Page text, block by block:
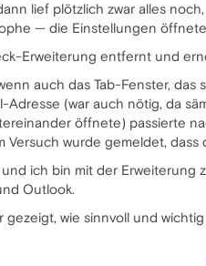
lief plötzlich zwar alles
— die Einstellungen
Erweiterung entfernt und
auch das Tab-Fenster,
Adresse (war auch nötig, da
öffnete) passierte
Versuch wurde gemeldet,
und ich bin mit der
Outlook.
gezeigt, wie sinnvoll und